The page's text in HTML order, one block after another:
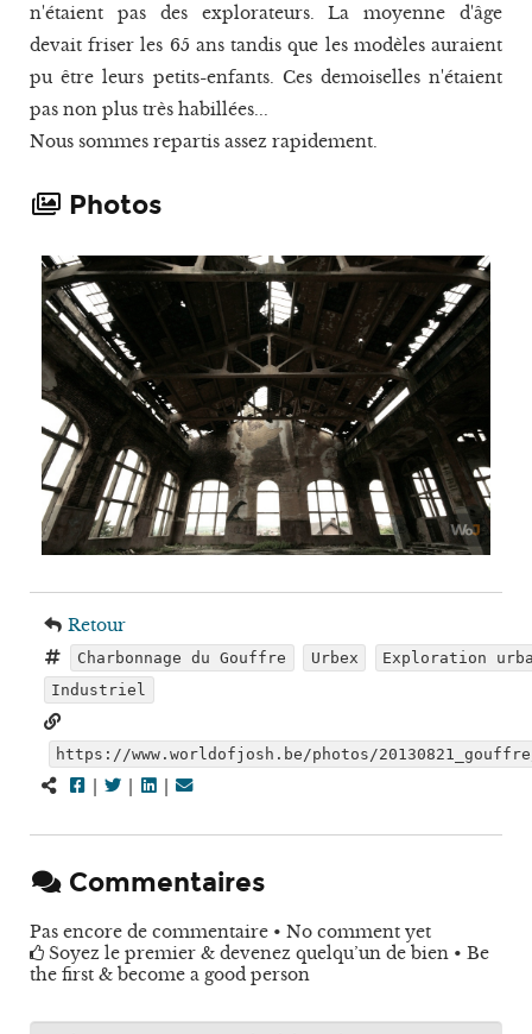
n'étaient pas des explorateurs. La moyenne d'âge
devait friser les 65 ans tandis que les modèles auraient
pu être leurs petits-enfants. Ces demoiselles n'étaient
pas non plus très habillées...
Nous sommes repartis assez rapidement.
Photos
Retour
Charbonnage du Gouffre Urbex
Exploration
Industriel
https://www.worldofjosh.be/photos/
| | |
Commentaires
Pas encore de commentaire • No comment yet
Soyez le premier & devenez quelqu’un de bien • Be
the first & become a good person